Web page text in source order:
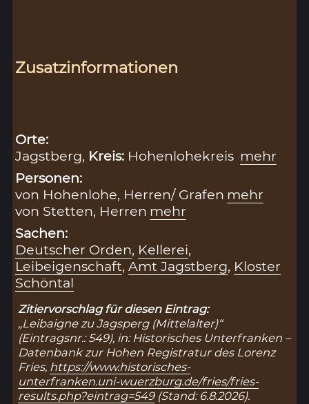
Zusatzinformationen
Orte:
Jagstberg, Kreis: Hohenlohekreis mehr
Personen:
von Hohenlohe, Herren/ Grafen mehr
von Stetten, Herren mehr
Sachen:
Deutscher Orden, Kellerei,
Leibeigenschaft,Amt Jagstberg, Kloster
Schöntal
Zitiervorschlag für diesen Eintrag:
„Leibaigne zu Jagsperg (Mittelalter)“
(Eintragsnr.: 549), in: Historisches Unterfranken –
Datenbank zur Hohen Registratur des Lorenz
Fries, https://www.historisches-
unterfranken.uni-wuerzburg.de/fries/fries-
results.php?eintrag=549(Stand: 6.8.2026).